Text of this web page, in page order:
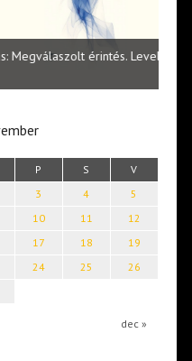
Leveles Ibolya költői
P S V
dec »
3 4
5
10 11
12
17 18
19
24 25
26